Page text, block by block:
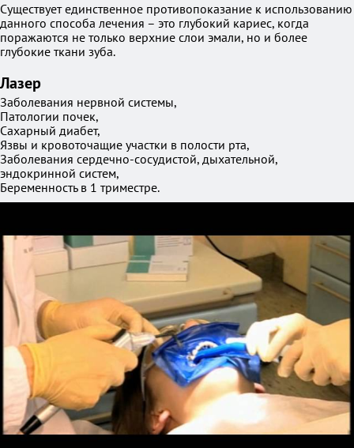
Существует единственное противопоказание к использованию
данного способа лечения – это глубокий кариес, когда
поражаются не только верхние слои эмали, но и более
глубокие ткани зуба.
Лазер
Заболевания нервной системы,
Патологии почек,
Сахарный диабет,
Язвы и кровоточащие участки в полости рта,
Заболевания сердечно-сосудистой, дыхательной,
эндокринной систем,
Беременность в 1 триместре.